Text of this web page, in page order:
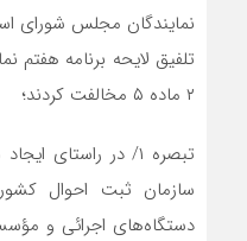
نمایندگان مجلس شورای
۲ ماده ۵ مخالفت کردند؛
تبصره ۱/ در
سازمان ثبت احوال
دستگاه‌های اجرائی و